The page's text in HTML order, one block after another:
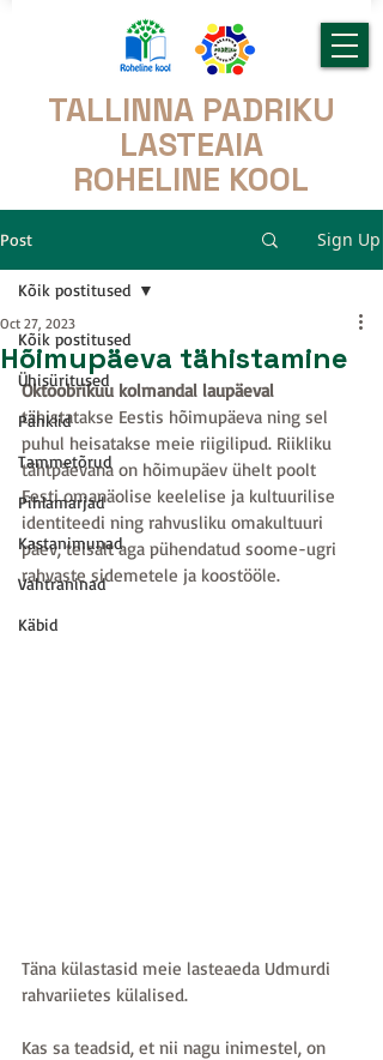
TALLINNA PADRIKU
LASTEAIA
ROHELINE KOOL
Post Sign Up
Kõik postitused
Ühisüritused
Pähklid
Tammetõrud
Pihlamarjad
Kastanimunad
Vahtraninad
Käbid
Kõik postitused
Hõimupäeva tähistamine
Oct 27, 2023
Oktoobrikuu kolmandal laupäeval
tähistatakse Eestis hõimupäeva ning sel
puhul heisatakse meie riigilipud. Riikliku
tähtpäevana on hõimupäev ühelt poolt
Eesti omanäolise keelelise ja kultuurilise
identiteedi ning rahvusliku omakultuuri
päev, teisalt aga pühendatud soome-ugri
rahvaste sidemetele ja koostööle.
Täna külastasid meie lasteaeda Udmurdi
rahvariietes külalised.
Kas sa teadsid, et nii nagu inimestel, on